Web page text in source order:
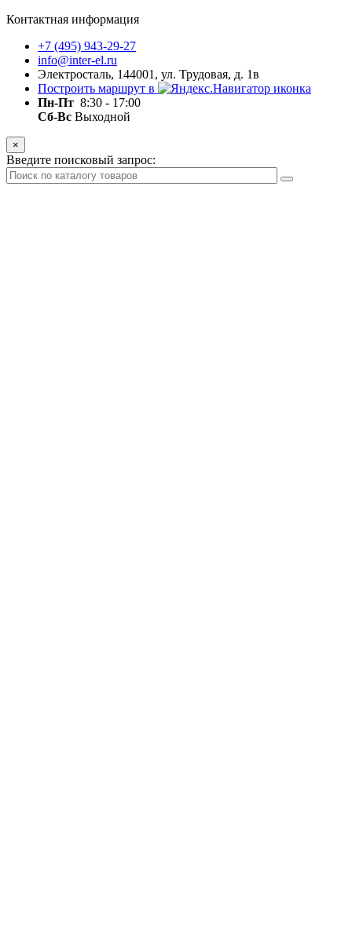
Контактная информация
+7 (495) 943-29-27
info@inter-el.ru
Электросталь, 144001, ул. Трудовая, д. 1в
Построить маршрут в
Пн-Пт 8:30 - 17:00
Сб-Вс Выходной
×
Введите поисковый запрос: